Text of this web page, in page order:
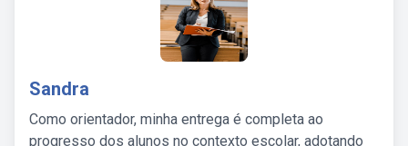
Sandra
Como orientador, minha entrega é completa ao
progresso dos alunos no contexto escolar, adotando